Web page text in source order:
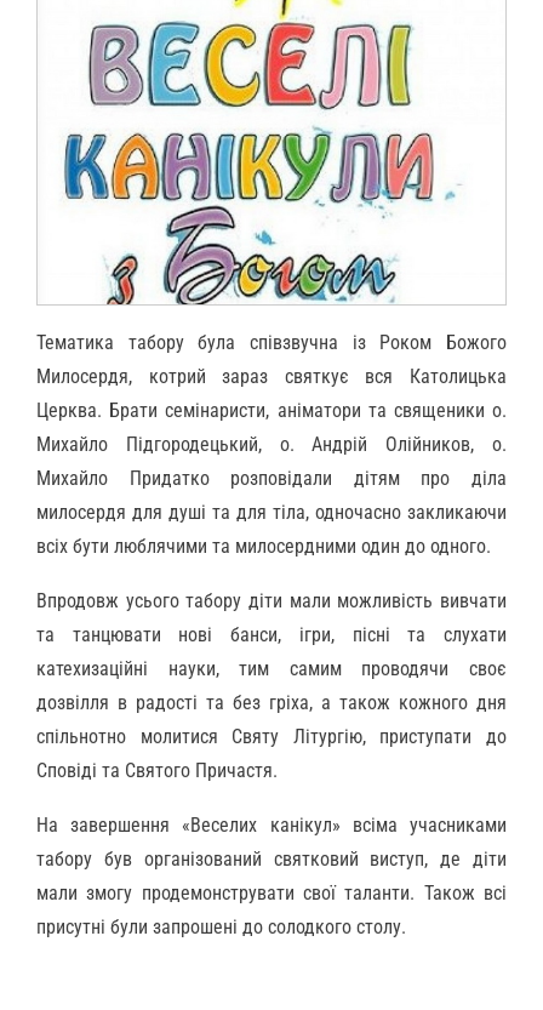
Тематика табору була співзвучна із Роком Божого
Милосердя, котрий зараз святкує вся Католицька
Церква. Брати семінаристи, аніматори та священики о.
Михайло Підгородецький, о. Андрій Олійников, о.
Михайло Придатко розповідали дітям про діла
милосердя для душі та для тіла, одночасно закликаючи
всіх бути люблячими та милосердними один до одного.
Впродовж усього табору діти мали можливість вивчати
та танцювати нові банси, ігри, пісні та слухати
катехизаційні науки, тим самим проводячи своє
дозвілля в радості та без гріха, а також кожного дня
спільнотно молитися Святу Літургію, приступати до
Сповіді та Святого Причастя.
На завершення «Веселих канікул» всіма учасниками
табору був організований святковий виступ, де діти
мали змогу продемонструвати свої таланти. Також всі
присутні були запрошені до солодкого столу.